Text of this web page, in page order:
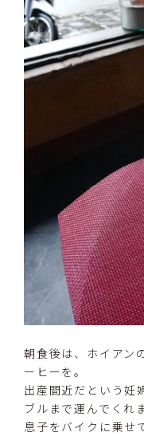
朝食後は、ホイアン
ーヒーを。
出産間近だという妊
ブルまで運んでくれ
息子をバイクに乗せ